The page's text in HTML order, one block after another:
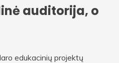
auditorija, o
edukacinių projektų